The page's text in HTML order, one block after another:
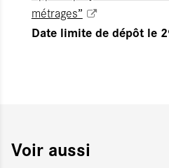
métrages”
Date limite de dépôt le
Voir aussi